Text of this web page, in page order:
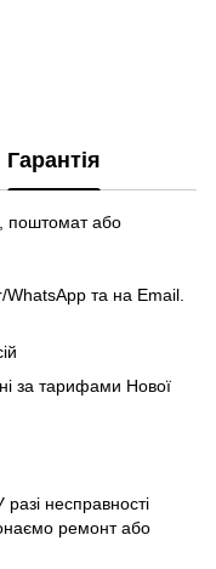
Гарантія
поштомат або
WhatsApp та на Email.
за тарифами Нової
несправності
ремонт або